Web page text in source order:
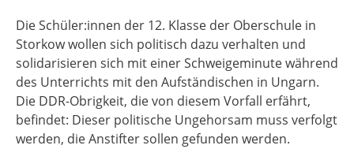
Die Schüler:innen der 12. Klasse der Oberschule in
Storkow wollen sich politisch dazu verhalten und
solidarisieren sich mit einer Schweigeminute während
des Unterrichts mit den Aufständischen in Ungarn.
Die DDR-Obrigkeit, die von diesem Vorfall erfährt,
befindet: Dieser politische Ungehorsam muss verfolgt
werden, die Anstifter sollen gefunden werden.